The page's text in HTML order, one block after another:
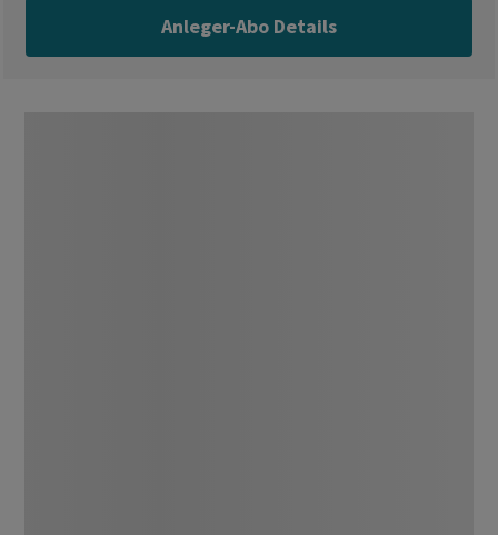
Anleger-Abo Details